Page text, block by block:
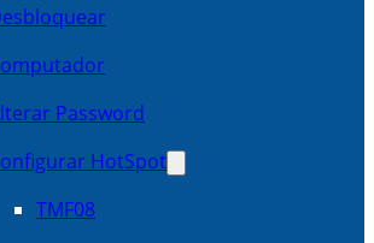
Password
HotSpot
TMF08